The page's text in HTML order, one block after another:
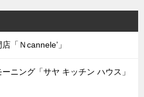
「Ｎcannele’」
ニング「サヤ キッチン ハウス」